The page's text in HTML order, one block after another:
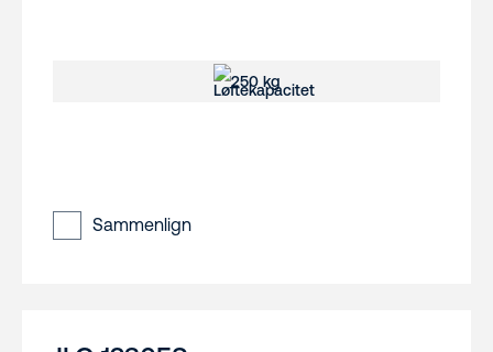
250 kg
Sammenlign